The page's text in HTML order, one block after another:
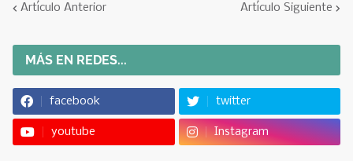
Artículo Anterior Artículo Siguiente
MÁS EN REDES...
facebook twitter
youtube Instagram